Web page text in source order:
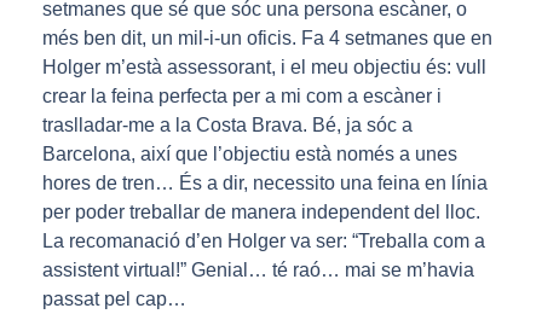
setmanes que sé que sóc una persona escàner, o
més ben dit, un mil-i-un oficis. Fa 4 setmanes que en
Holger m’està assessorant, i el meu objectiu és: vull
crear la feina perfecta per a mi com a escàner i
traslladar-me a la Costa Brava. Bé, ja sóc a
Barcelona, així que l’objectiu està només a unes
hores de tren… És a dir, necessito una feina en línia
per poder treballar de manera independent del lloc.
La recomanació d’en Holger va ser: “Treballa com a
assistent virtual!” Genial… té raó… mai se m’havia
passat pel cap…